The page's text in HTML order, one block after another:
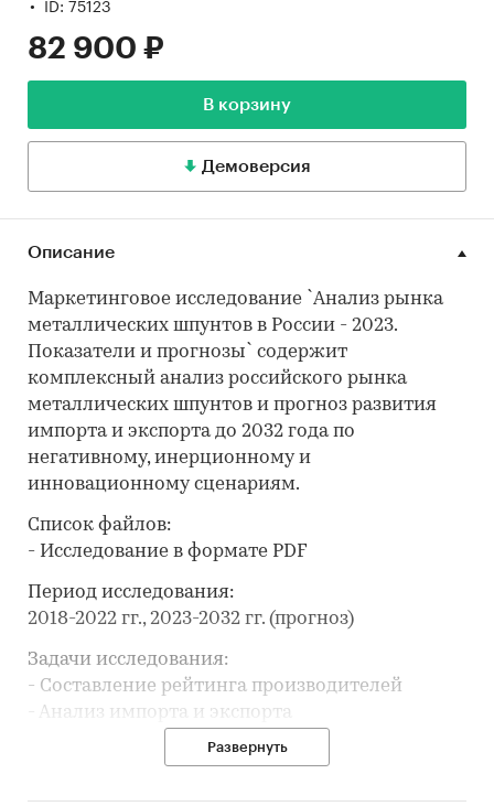
82 900 ₽
В корзину
Демоверсия
Описание
Маркетинговое исследование `Анализ рынка
металлических шпунтов в России - 2023.
Показатели и прогнозы` содержит
комплексный анализ российского рынка
металлических шпунтов и прогноз развития
импорта и экспорта до 2032 года по
негативному, инерционному и
инновационному сценариям.
Список файлов:
- Исследование в формате PDF
Период исследования:
2018-2022 гг., 2023-2032 гг. (прогноз)
Задачи исследования:
- Составление рейтинга производителей
- Анализ импорта и экспорта
В разделе `Ведущие производители`
Развернуть